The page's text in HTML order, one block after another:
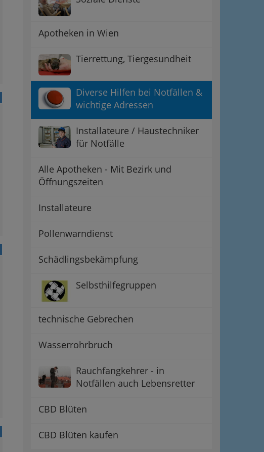
Apotheken in Wien
Tierrettung, Tiergesundheit
Diverse Hilfen bei Notfällen &
wichtige Adressen
Installateure / Haustechniker
für Notfälle
Alle Apotheken - Mit Bezirk und
Öffnungszeiten
Installateure
Pollenwarndienst
Schädlingsbekämpfung
Selbsthilfegruppen
technische Gebrechen
Wasserrohrbruch
Rauchfangkehrer - in
Notfällen auch Lebensretter
CBD Blüten
CBD Blüten kaufen